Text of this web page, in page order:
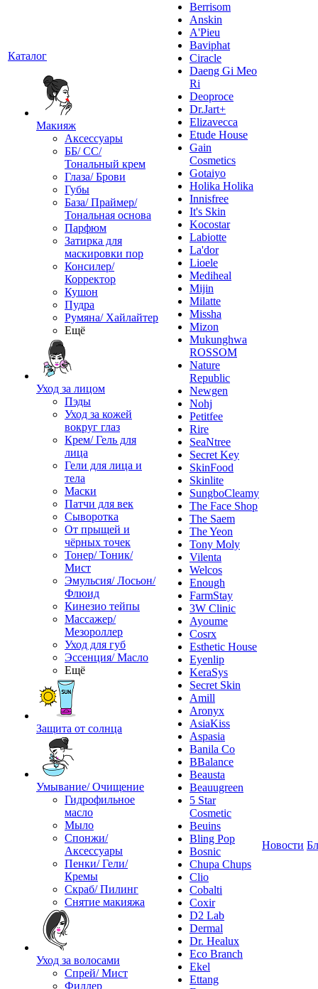
Каталог
Макияж
Аксессуары
ББ/ СС/
Тональный крем
Глаза/ Брови
Губы
База/ Праймер/
Тональная основа
Парфюм
Затирка для
маскировки пор
Консилер/
Корректор
Кушон
Пудра
Румяна/ Хайлайтер
Ещё
Уход за лицом
Пэды
Уход за кожей
вокруг глаз
Крем/ Гель для
лица
Гели для лица и
тела
Маски
Патчи для век
Сыворотка
От прыщей и
чёрных точек
Тонер/ Тоник/
Мист
Эмульсия/ Лосьон/
Флюид
Кинезио тейпы
Массажер/
Мезороллер
Уход для губ
Эссенция/ Масло
Ещё
Защита от солнца
Умывание/ Очищение
Гидрофильное
масло
Мыло
Спонжи/
Аксессуары
Пенки/ Гели/
Кремы
Скраб/ Пилинг
Снятие макияжа
Уход за волосами
Спрей/ Мист
Филлер
Berrisom
Anskin
A'Pieu
Baviphat
Ciracle
Daeng Gi Meo
Ri
Deoproce
Dr.Jart+
Elizavecca
Etude House
Gain
Cosmetics
Gotaiyo
Holika Holika
Innisfree
It's Skin
Kocostar
Labiotte
La'dor
Lioele
Mediheal
Mijin
Milatte
Missha
Mizon
Mukunghwa
ROSSOM
Nature
Republic
Newgen
Nohj
Petitfee
Rire
SeaNtree
Secret Key
SkinFood
Skinlite
SungboCleamy
The Face Shop
The Saem
The Yeon
Tony Moly
Vilenta
Welcos
Enough
FarmStay
3W Clinic
Ayoume
Cosrx
Esthetic House
Eyenlip
KeraSys
Secret Skin
Amill
Aronyx
AsiaKiss
Aspasia
Banila Co
BBalance
Beausta
Beauugreen
5 Star
Cosmetic
Beuins
Bling Pop
Bosnic
Chupa Chups
Clio
Cobalti
Coxir
D2 Lab
Dermal
Dr. Healux
Eco Branch
Ekel
Ettang
Новости